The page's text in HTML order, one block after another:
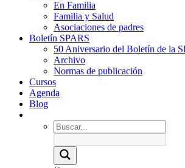
En Familia
Familia y Salud
Asociaciones de padres
Boletín SPARS
50 Aniversario del Boletín de la
Archivo
Normas de publicación
Cursos
Agenda
Blog